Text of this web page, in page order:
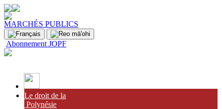
MARCHÉS PUBLICS
Abonnement JOPF
Le droit de la
Polynésie